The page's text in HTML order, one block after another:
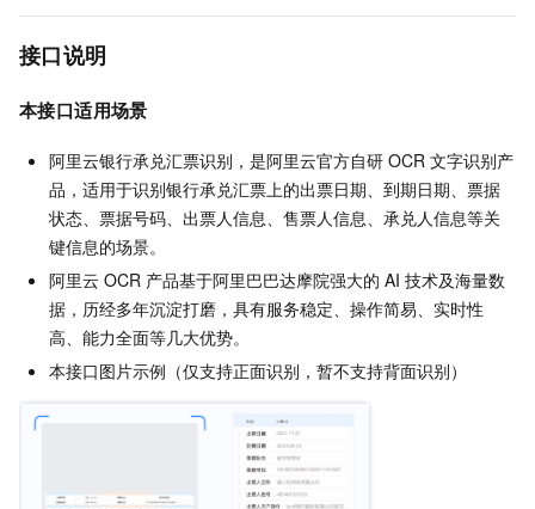
接口说明
本接口适用场景
阿里云银行承兑汇票识别，是阿里云官方自研 OCR 文字识别产
品，适用于识别银行承兑汇票上的出票日期、到期日期、票据
状态、票据号码、出票人信息、售票人信息、承兑人信息等关
键信息的场景。
阿里云 OCR 产品基于阿里巴巴达摩院强大的 AI 技术及海量数
据，历经多年沉淀打磨，具有服务稳定、操作简易、实时性
高、能力全面等几大优势。
本接口图片示例（仅支持正面识别，暂不支持背面识别）